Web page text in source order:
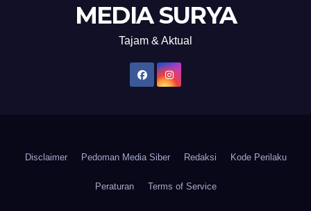
MEDIA SURYA
Tajam & Aktual
Disclaimer Pedoman Media Siber Redaksi Kode Perilaku
Peraturan Terms of Service